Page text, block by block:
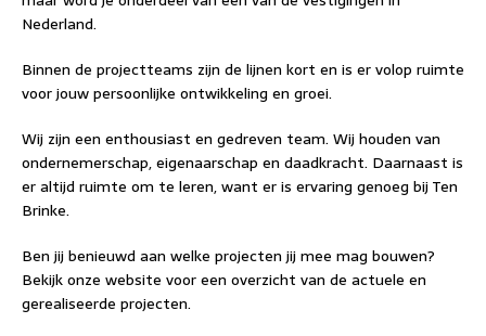
Nederland.
Binnen de projectteams zijn de lijnen kort en is er volop ruimte
voor jouw persoonlijke ontwikkeling en groei.
Wij zijn een enthousiast en gedreven team. Wij houden van
ondernemerschap, eigenaarschap en daadkracht. Daarnaast is
er altijd ruimte om te leren, want er is ervaring genoeg bij Ten
Brinke.
Ben jij benieuwd aan welke projecten jij mee mag bouwen?
Bekijk onze website voor een overzicht van de actuele en
gerealiseerde projecten.